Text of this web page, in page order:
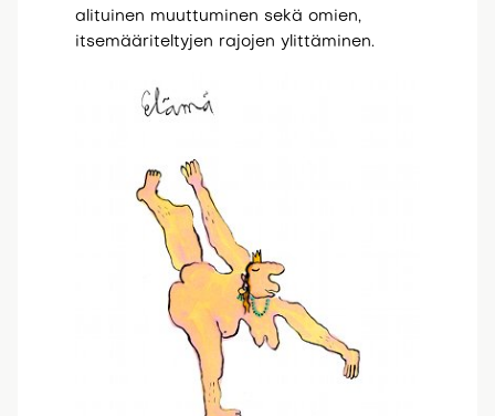
alituinen muuttuminen sekä omien,
itsemääriteltyjen rajojen ylittäminen.